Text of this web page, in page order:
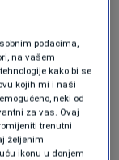
poziva sve
i stabilnosti
je,
da igra
situacije,
podacima,
na vašem
kako bi se
kojih mi i naši
neki od
za vas. Ovaj
trenutni
željenim
ikonu u donjem